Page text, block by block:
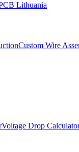
Lithuania
Custom Wire
Voltage Drop